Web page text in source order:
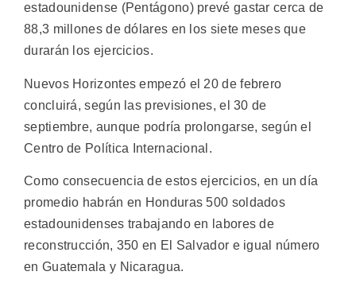
estadounidense (Pentágono) prevé gastar cerca de
88,3 millones de dólares en los siete meses que
durarán los ejercicios.
Nuevos Horizontes empezó el 20 de febrero
concluirá, según las previsiones, el 30 de
septiembre, aunque podría prolongarse, según el
Centro de Política Internacional.
Como consecuencia de estos ejercicios, en un día
promedio habrán en Honduras 500 soldados
estadounidenses trabajando en labores de
reconstrucción, 350 en El Salvador e igual número
en Guatemala y Nicaragua.